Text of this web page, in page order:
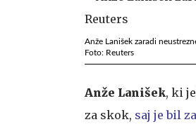
Anže Lanišek zaradi
Foto: Reuters
Anže Lanišek, ki
za skok, saj je bil